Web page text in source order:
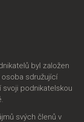
byl založen
osoba sdružující
svoji podnikatelskou
svých členů v